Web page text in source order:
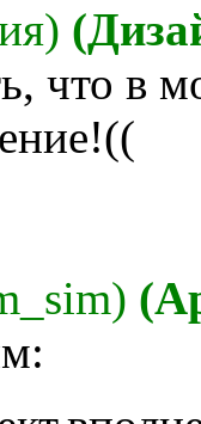
что в
(